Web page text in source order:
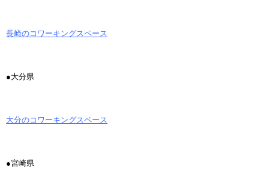
長崎のコワーキングスペース
●大分県
大分のコワーキングスペース
●宮崎県